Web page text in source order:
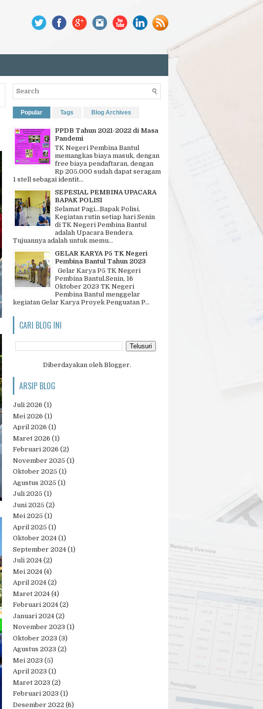
Popular Tags Blog Archives
PPDB Tahun 2021-2022 di Masa
Pandemi
TK Negeri Pembina Bantul
memangkas biaya masuk, dengan
free biaya pendaftaran, dengan
Rp 205.000 sudah dapat seragam
1 stell sebagai identit...
SEPESIAL PEMBINA UPACARA
BAPAK POLISI
Selamat Pagi…Bapak Polisi.
Kegiatan rutin setiap hari Senin
di TK Negeri Pembina Bantul
adalah Upacara Bendera.
Tujuannya adalah untuk memu...
GELAR KARYA P5 TK Negeri
Pembina Bantul Tahun 2023
Gelar Karya P5 TK Negeri
Pembina Bantul.Senin, 16
Oktober 2023 TK Negeri
Pembina Bantul menggelar
kegiatan Gelar Karya Proyek Penguatan P...
CARI BLOG INI
Diberdayakan oleh Blogger.
ARSIP BLOG
Juli 2026 (1)
Mei 2026 (1)
April 2026 (1)
Maret 2026 (1)
Februari 2026 (2)
November 2025 (1)
Oktober 2025 (1)
Agustus 2025 (1)
Juli 2025 (1)
Juni 2025 (2)
Mei 2025 (1)
April 2025 (1)
Oktober 2024 (1)
September 2024 (1)
Juli 2024 (2)
Mei 2024 (4)
April 2024 (2)
Maret 2024 (4)
Februari 2024 (2)
Januari 2024 (2)
November 2023 (1)
Oktober 2023 (3)
Agustus 2023 (2)
Mei 2023 (5)
April 2023 (1)
Maret 2023 (2)
Februari 2023 (1)
Desember 2022 (6)